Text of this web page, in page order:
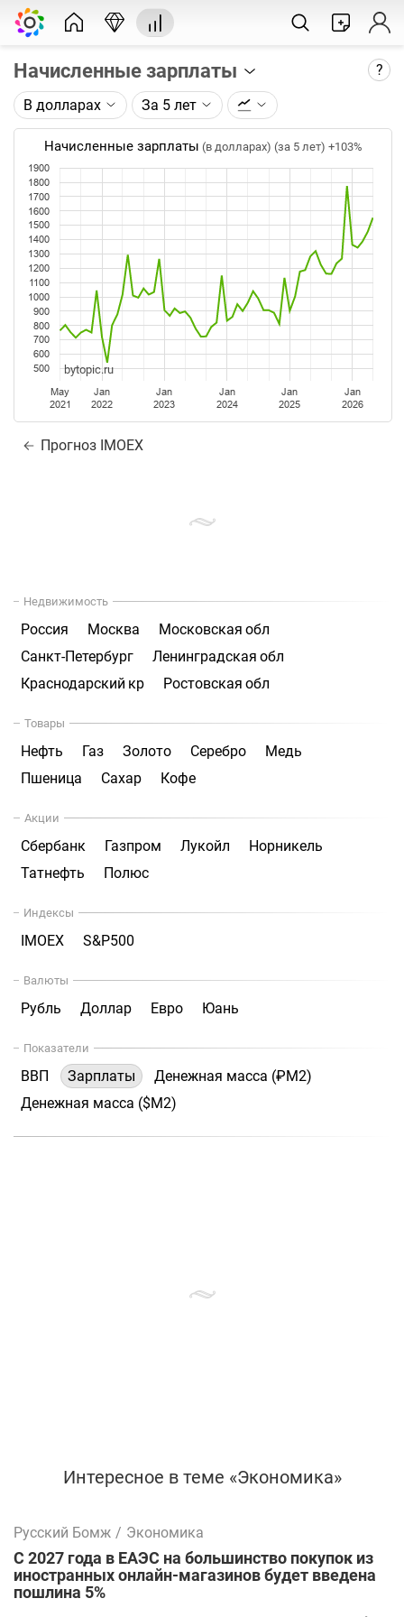
Начисленные зарплаты ?
Описание графика:
Среднемесячная номинальная начисленная
заработная плата (ФОТ) работников в целом по
экономике по данным Росстата.
Каждая точка на графике - среднее значение за
месяц. Таймфрейм (месяц) не меняется при
изменении глубины графика.
Данные добавляются ежемесячно после
официальной публикации Росстатом.
В долларах За 5 лет
Начисленные зарплаты (в долларах) (за 5 лет) +103%
Jan
2022
Jan
2023
Jan
2024
Jan
2025
Jan
2026
May
2021
500
600
700
800
900
1000
1100
1200
1300
1400
1500
1600
1700
1800
1900
bytopic.ru
Прогноз IMOEX
Недвижимость
Россия Москва
Московская обл
Санкт-Петербург
Ленинградская обл
Краснодарский кр
Ростовская обл
Товары
Нефть Газ Золото Серебро
Медь
Пшеница
Сахар Кофе
Акции
Сбербанк Газпром Лукойл
Норникель
Татнефть
Полюс
Индексы
IMOEX S&P500
Валюты
Рубль Доллар Евро Юань
Показатели
ВВП Зарплаты
Денежная масса (₽М2)
Денежная масса ($М2)
Интересное в теме «Экономика»
Русский Бомж / Экономика
С 2027 года в ЕАЭС на большинство покупок из
иностранных онлайн-магазинов будет введена
пошлина 5%